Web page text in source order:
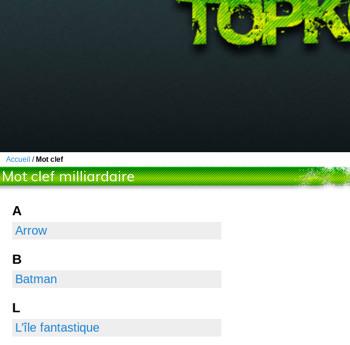
Accueil / Mot clef
Mot clef milliardaire
A
Arrow
B
Batman
L
L’île fantastique